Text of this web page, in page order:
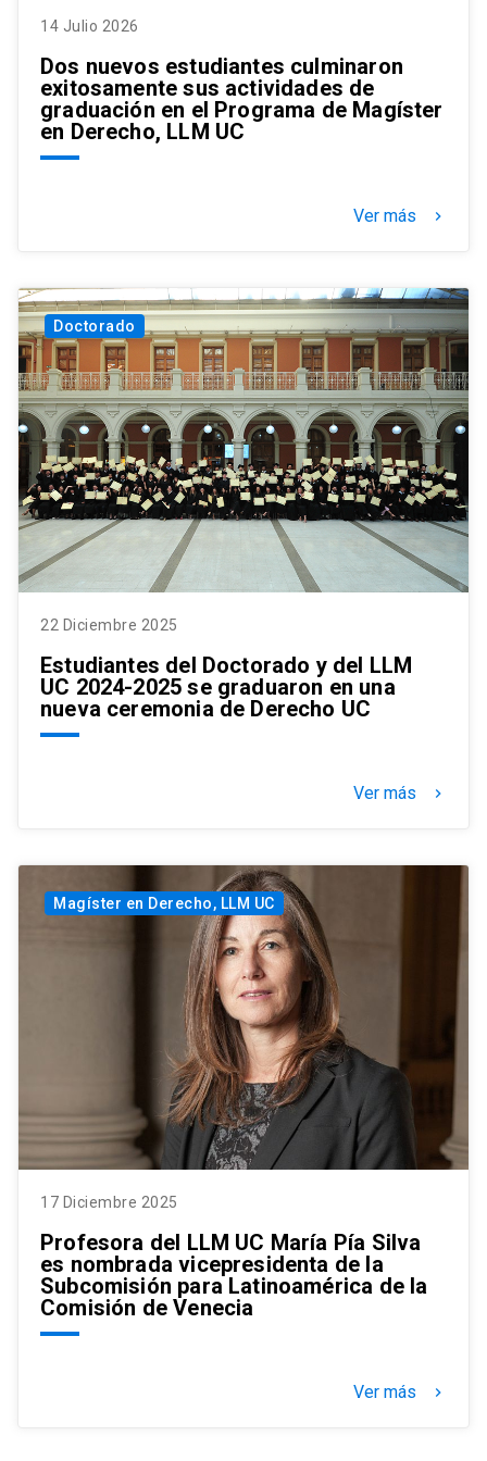
14 Julio 2026
Dos nuevos estudiantes culminaron
exitosamente sus actividades de
graduación en el Programa de Magíster
en Derecho, LLM UC
Ver más keyboard_arrow_right
Doctorado
22 Diciembre 2025
Estudiantes del Doctorado y del LLM
UC 2024-2025 se graduaron en una
nueva ceremonia de Derecho UC
Ver más keyboard_arrow_right
Magíster en Derecho, LLM UC
17 Diciembre 2025
Profesora del LLM UC María Pía Silva
es nombrada vicepresidenta de la
Subcomisión para Latinoamérica de la
Comisión de Venecia
Ver más keyboard_arrow_right